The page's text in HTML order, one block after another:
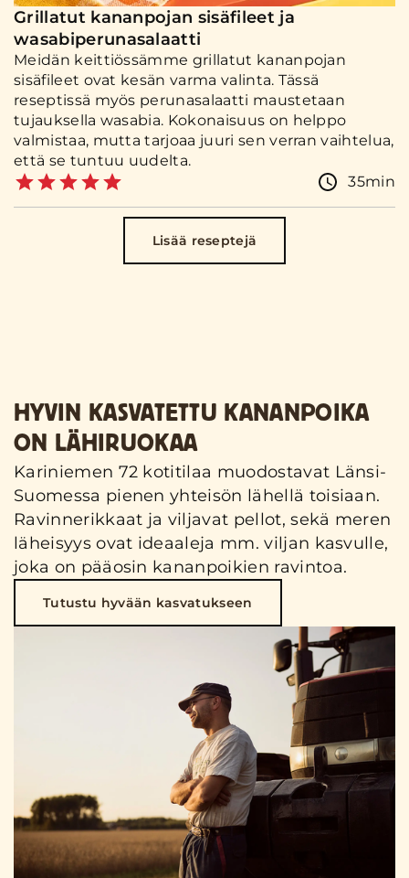
Grillatut kananpojan sisäfileet ja
wasabiperunasalaatti
Meidän keittiössämme grillatut kananpojan
sisäfileet ovat kesän varma valinta. Tässä
reseptissä myös perunasalaatti maustetaan
tujauksella wasabia. Kokonaisuus on helppo
valmistaa, mutta tarjoaa juuri sen verran vaihtelua,
että se tuntuu uudelta.
35min
Lisää reseptejä
HYVIN KASVATETTU KANANPOIKA
ON LÄHIRUOKAA
Kariniemen 72 kotitilaa muodostavat Länsi-
Suomessa pienen yhteisön lähellä toisiaan.
Ravinnerikkaat ja viljavat pellot, sekä meren
läheisyys ovat ideaaleja mm. viljan kasvulle,
joka on pääosin kananpoikien ravintoa.
Tutustu hyvään kasvatukseen